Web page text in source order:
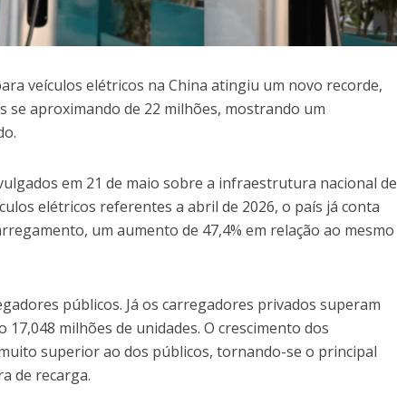
veículos elétricos na China atingiu um novo recorde,
se aproximando de 22 milhões, mostrando um
em 21 de maio sobre a infraestrutura nacional de
elétricos referentes a abril de 2026, o país já conta
um aumento de 47,4% em relação ao mesmo
públicos. Já os carregadores privados superam
milhões de unidades. O crescimento dos
superior ao dos públicos, tornando-se o principal
de recarga.